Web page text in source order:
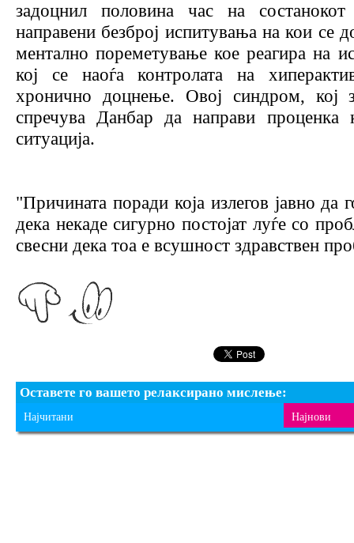
задоцнил половина час на
направени безброј испитувања на кои се
ментално пореметување кое реагира на
кој се наоѓа контролата на
хронично доцнење. Овој синдром, кој
спречува Данбар да направи проценка
ситуација.
"Причината поради која излегов јавно
дека некаде сигурно постојат луѓе со
свесни дека тоа е всушност здравствен
Оставете го вашето релаксирано мислење:
Најчитани Најнови